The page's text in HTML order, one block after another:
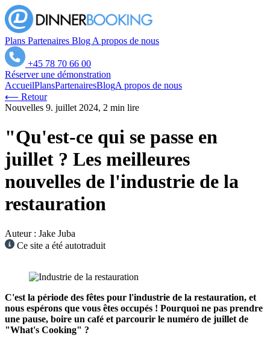
Plans Partenaires Blog A propos de nous
+45 78 70 66 00
Réserver une démonstration
AccueilPlansPartenairesBlogA propos de nous
⟵ Retour
Nouvelles 9. juillet 2024, 2 min lire
"Qu'est-ce qui se passe en
juillet ? Les meilleures
nouvelles de l'industrie de la
restauration
Auteur : Jake Juba
Ce site a été autotraduit
C'est la période des fêtes pour l'industrie de la restauration, et
nous espérons que vous êtes occupés ! Pourquoi ne pas prendre
une pause, boire un café et parcourir le numéro de juillet de
"What's Cooking" ?